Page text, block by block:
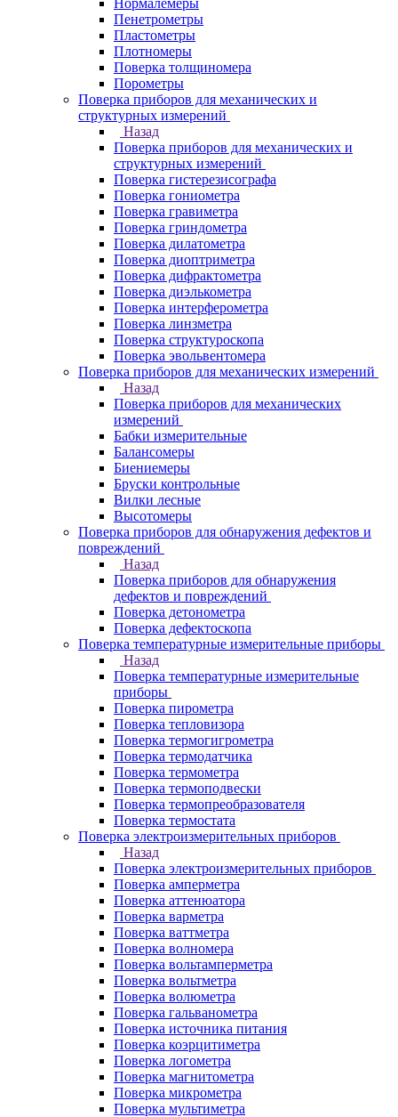
Нормалемеры
Пенетрометры
Пластометры
Плотномеры
Поверка толщиномера
Порометры
Поверка приборов для механических и
структурных измерений
Назад
Поверка приборов для механических и
структурных измерений
Поверка гистерезисографа
Поверка гониометра
Поверка гравиметра
Поверка гриндометра
Поверка дилатометра
Поверка диоптриметра
Поверка дифрактометра
Поверка диэлькометра
Поверка интерферометра
Поверка линзметра
Поверка структуроскопа
Поверка эвольвентомера
Поверка приборов для механических измерений
Назад
Поверка приборов для механических
измерений
Бабки измерительные
Балансомеры
Биениемеры
Бруски контрольные
Вилки лесные
Высотомеры
Поверка приборов для обнаружения дефектов и
повреждений
Назад
Поверка приборов для обнаружения
дефектов и повреждений
Поверка детонометра
Поверка дефектоскопа
Поверка температурные измерительные приборы
Назад
Поверка температурные измерительные
приборы
Поверка пирометра
Поверка тепловизора
Поверка термогигрометра
Поверка термодатчика
Поверка термометра
Поверка термоподвески
Поверка термопреобразователя
Поверка термостата
Поверка электроизмерительных приборов
Назад
Поверка электроизмерительных приборов
Поверка амперметра
Поверка аттенюатора
Поверка варметра
Поверка ваттметра
Поверка волномера
Поверка вольтамперметра
Поверка вольтметра
Поверка волюметра
Поверка гальванометра
Поверка источника питания
Поверка коэрцитиметра
Поверка логометра
Поверка магнитометра
Поверка микрометра
Поверка мультиметра